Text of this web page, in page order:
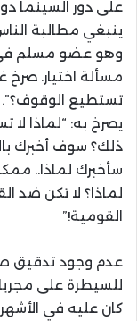
على دور السينما
ينبغي مطالبة
وهو عضو مسلم في
مسألة اختيار. صرخ
تستطيع الوقوف؟”.
يصرخ به: “لماذا
ذلك؟ سوف أخبرك
سأخبرك لماذا..
لماذا؟ لا تكن ضد
القومية!”
عدم وجود تدقيق
للسيطرة على